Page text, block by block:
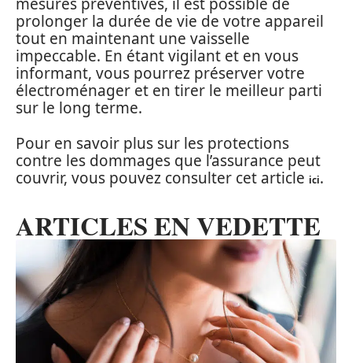
prolonger la durée de vie de votre appareil
tout en maintenant une vaisselle
impeccable. En étant vigilant et en vous
informant, vous pourrez préserver votre
électroménager et en tirer le meilleur parti
sur le long terme.
Pour en savoir plus sur les protections
contre les dommages que l’assurance peut
couvrir, vous pouvez consulter cet article ici.
ARTICLES EN VEDETTE